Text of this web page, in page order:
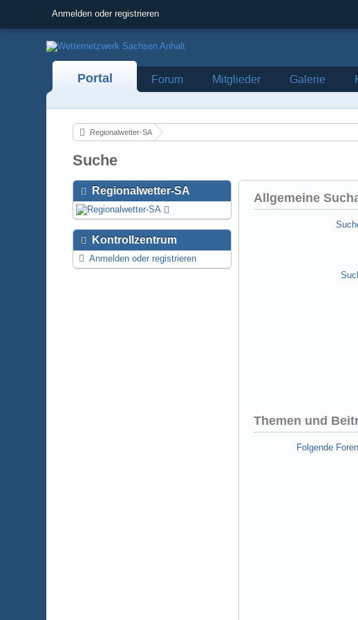
Anmelden oder registrieren
Portal Forum Mitglieder Galerie
Regionalwetter-SA
Suche
Regionalwetter-SA
Kontrollzentrum
Anmelden oder registrieren
Allgemeine
Themen und
Folgende